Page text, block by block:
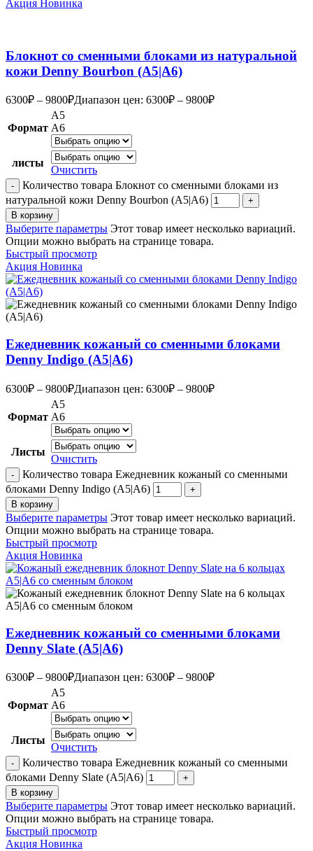
Акция Новинка
Блокнот со сменными блоками из натуральной
кожи Denny Bourbon (А5|A6)
6300₽ – 9800₽Диапазон цен: 6300₽ – 9800₽
Формат
А5
А6
листы
Очистить
Количество товара Блокнот со сменными блоками из
натуральной кожи Denny Bourbon (А5|A6)
В корзину
Выберите параметры Этот товар имеет несколько вариаций.
Опции можно выбрать на странице товара.
Быстрый просмотр
Акция Новинка
Ежедневник кожаный со сменными блоками
Denny Indigo (А5|A6)
6300₽ – 9800₽Диапазон цен: 6300₽ – 9800₽
Формат
А5
А6
Листы
Очистить
Количество товара Ежедневник кожаный со сменными
блоками Denny Indigo (А5|A6)
В корзину
Выберите параметры Этот товар имеет несколько вариаций.
Опции можно выбрать на странице товара.
Быстрый просмотр
Акция Новинка
Ежедневник кожаный со сменными блоками
Denny Slate (А5|A6)
6300₽ – 9800₽Диапазон цен: 6300₽ – 9800₽
Формат
А5
А6
Листы
Очистить
Количество товара Ежедневник кожаный со сменными
блоками Denny Slate (А5|A6)
В корзину
Выберите параметры Этот товар имеет несколько вариаций.
Опции можно выбрать на странице товара.
Быстрый просмотр
Акция Новинка